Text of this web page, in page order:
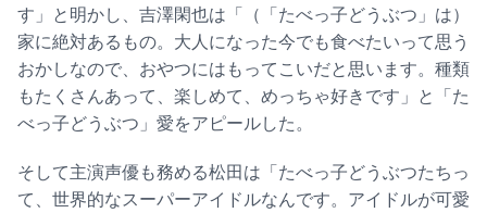
す」と明かし、吉澤閑也は「（「たべっ子どうぶつ」は）
家に絶対あるもの。大人になった今でも食べたいって思う
おかしなので、おやつにはもってこいだと思います。種類
もたくさんあって、楽しめて、めっちゃ好きです」と「た
べっ子どうぶつ」愛をアピールした。
そして主演声優も務める松田は「たべっ子どうぶつたちっ
て、世界的なスーパーアイドルなんです。アイドルが可愛